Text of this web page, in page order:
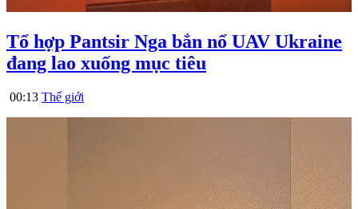
Tổ hợp Pantsir Nga bắn nổ UAV Ukraine
đang lao xuống mục tiêu
00:13 Thế giới